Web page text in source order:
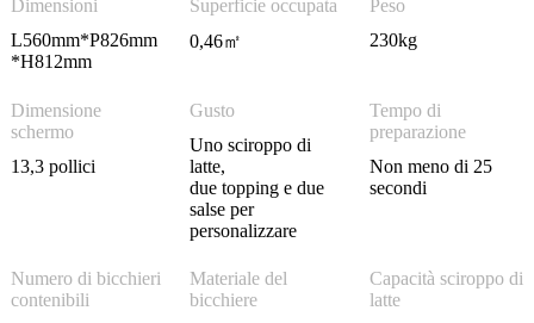
Dimensioni
L560mm*P826mm
*H812mm
Superficie occupata
0,46㎡
Peso
230kg
Dimensione
schermo
13,3 pollici
Gusto
Uno sciroppo di
latte,
due topping e due
salse per
personalizzare
Tempo di
preparazione
Non meno di 25
secondi
Numero di bicchieri
contenibili
Materiale del
bicchiere
Capacità sciroppo di
latte